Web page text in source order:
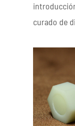
curado de